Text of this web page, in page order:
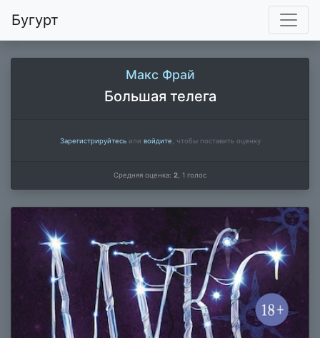
Бугурт
Макс Фрай
Большая телега
Зарегистрируйтесьили войдите , чтобы поставить оценку
Средняя оценка: 2 1 голос